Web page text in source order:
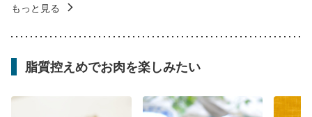
もっと見る
脂質控えめでお肉を楽しみたい